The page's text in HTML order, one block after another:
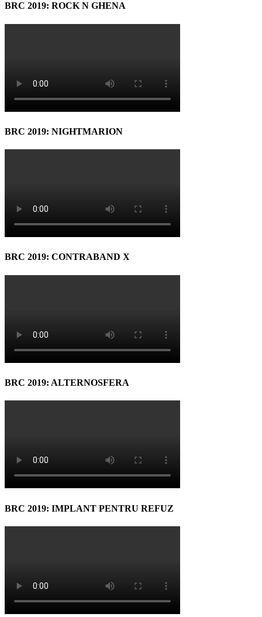
BRC 2019: ROCK N GHENA
BRC 2019: NIGHTMARION
BRC 2019: CONTRABAND X
BRC 2019: ALTERNOSFERA
BRC 2019: IMPLANT PENTRU REFUZ